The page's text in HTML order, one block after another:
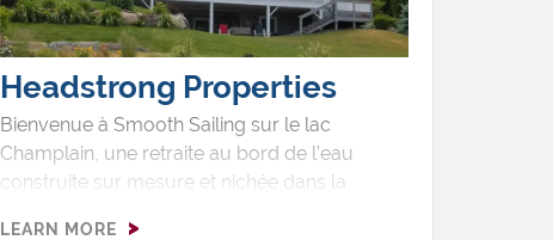
Headstrong Properties
Bienvenue à Smooth Sailing sur le lac
Champlain, une retraite au bord de l’eau
construite sur mesure et nichée dans la
LEARN MORE